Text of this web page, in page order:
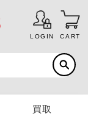
LOGIN CART
買取